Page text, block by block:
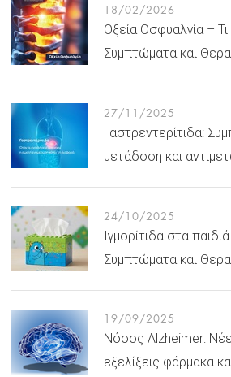
18/02/2026
Οξεία Οσφυαλγία – Τι
Συμπτώματα και
27/11/2025
Γαστρεντερίτιδα:
μετάδοση και
24/10/2025
Ιγμορίτιδα στα
Συμπτώματα και
19/09/2025
Νόσος Alzheimer:
εξελίξεις φάρμακα